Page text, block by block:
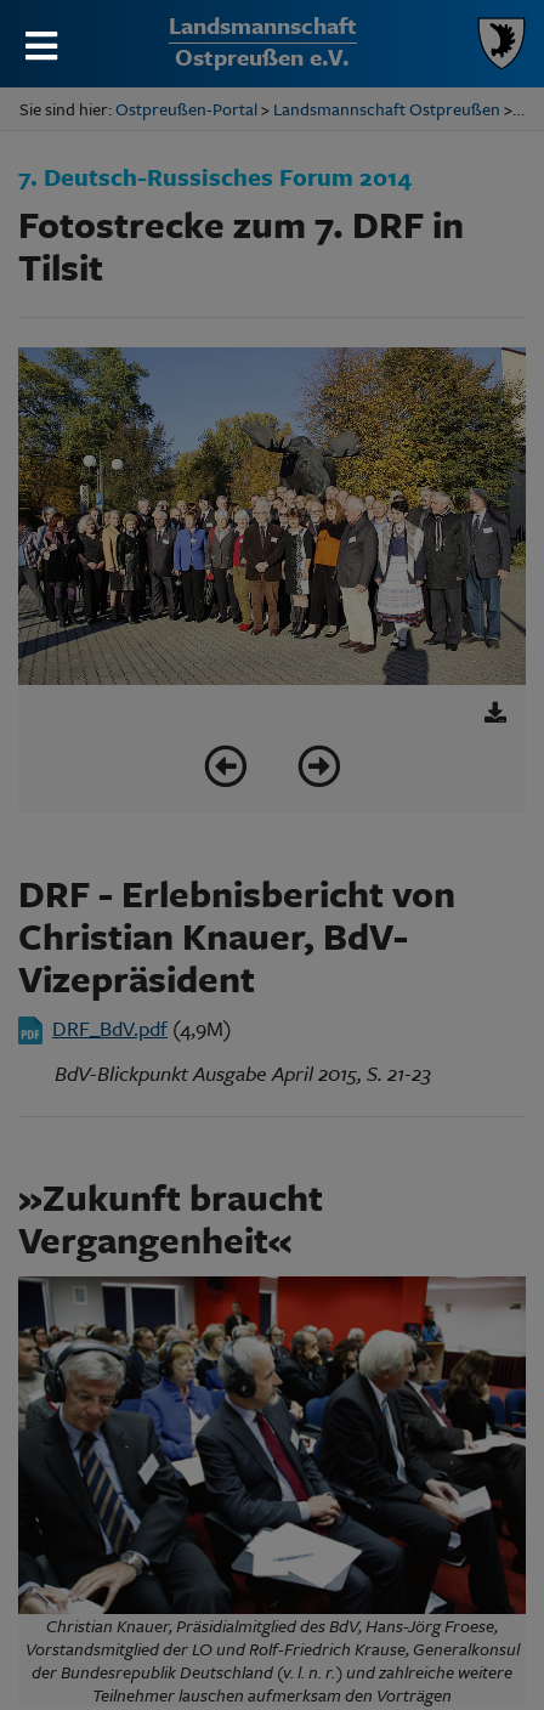
Landsmannschaft
Ostpreußen e.V.
Sie sind hier:Ostpreußen-Portal>Landsmannschaft Ostpreußen> 7. Deutsch-Russisches Forum 2014
7. Deutsch-Russisches Forum 2014
Fotostrecke zum 7. DRF in
Tilsit
DRF - Erlebnisbericht von
Christian Knauer, BdV-
Vizepräsident
DRF_BdV.pdf (4,9M)
BdV-Blickpunkt Ausgabe April 2015, S. 21-23
»Zukunft braucht
Vergangenheit«
Christian Knauer, Präsidialmitglied des BdV, Hans-Jörg Froese,
Vorstandsmitglied der LO und Rolf-Friedrich Krause, Generalkonsul
der Bundesrepublik Deutschland (v. l. n. r.) und zahlreiche weitere
Teilnehmer lauschen aufmerksam den Vorträgen